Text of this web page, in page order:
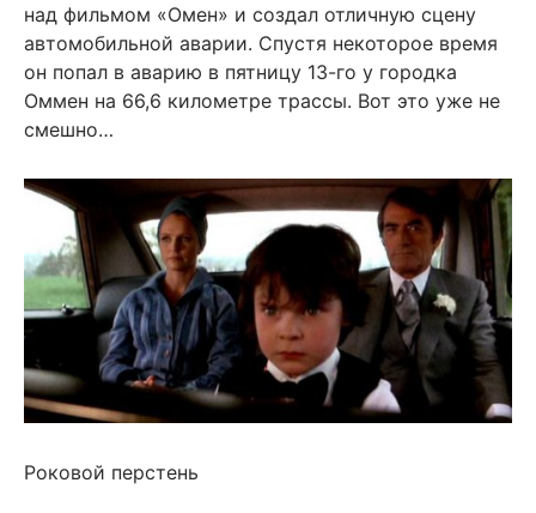
над фильмом «Омен» и создал отличную сцену
автомобильной аварии. Спустя некоторое время
он попал в аварию в пятницу 13-го у городка
Оммен на 66,6 километре трассы. Вот это уже не
смешно…
Роковой перстень